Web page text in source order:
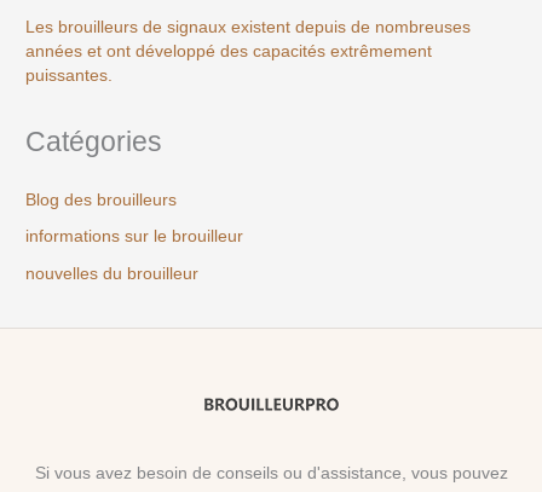
Les brouilleurs de signaux existent depuis de nombreuses
années et ont développé des capacités extrêmement
puissantes.
Catégories
Blog des brouilleurs
informations sur le brouilleur
nouvelles du brouilleur
Si vous avez besoin de conseils ou d'assistance, vous pouvez